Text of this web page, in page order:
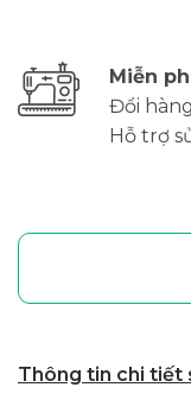
Miễn
Đổi
Hỗ trợ
Thông tin chi tiết